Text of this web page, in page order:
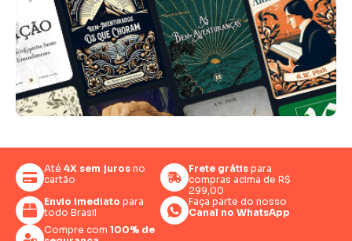
Até 4X sem juros no
cartão
Frete grátispara
compras acima de R$
299,00
Envio imediato para
todo Brasil
Faça parte do nosso
Canal no WhatsApp
Compre com 100% de